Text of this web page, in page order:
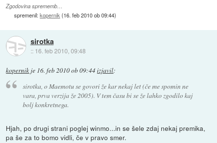
Zgodovina sprememb…
spremenil:kopernik (16. feb 2010 ob 09:44)
sirotka
:: 16. feb 2010, 09:48
kopernik je 16. feb 2010 ob 09:44izjavil:
sirotka, o Maemotu se govori že kar nekaj let (če me spomin ne
vara, prva verzija že 2005). V tem času bi se že lahko zgodilo kaj
bolj konkretnega.
Hjah, po drugi strani poglej winmo...in se šele zdaj nekaj premika,
pa še za to bomo vidli, če v pravo smer.